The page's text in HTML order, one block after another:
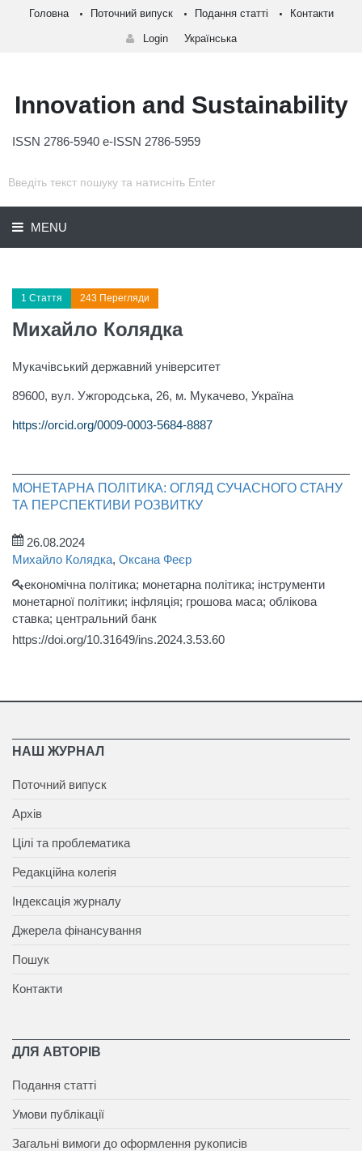
Головна Поточний випуск Подання статті Контакти
Login Українська
Innovation and Sustainability
ISSN 2786-5940 e-ISSN 2786-5959
MENU
1 Стаття 243 Перегляди
Михайло Колядка
Мукачівський державний університет
89600, вул. Ужгородська, 26, м. Мукачево, Україна
https://orcid.org/0009-0003-5684-8887
МОНЕТАРНА ПОЛІТИКА: ОГЛЯД СУЧАСНОГО СТАНУ
ТА ПЕРСПЕКТИВИ РОЗВИТКУ
26.08.2024
Михайло Колядка, Оксана Феєр
економічна політика; монетарна політика; інструменти
монетарної політики; інфляція; грошова маса; облікова
ставка; центральний банк
https://doi.org/10.31649/ins.2024.3.53.60
НАШ ЖУРНАЛ
Поточний випуск
Архів
Цілі та проблематика
Редакційна колегія
Індексація журналу
Джерела фінансування
Пошук
Контакти
ДЛЯ АВТОРІВ
Подання статті
Умови публікації
Загальні вимоги до оформлення рукописів